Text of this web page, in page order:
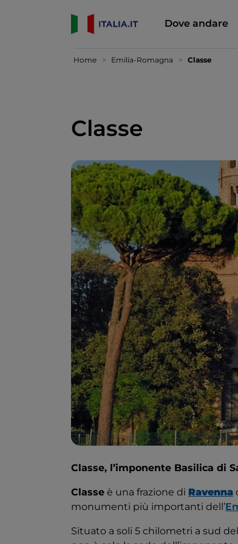
Dove andare
Home Emilia-Romagna Classe
Classe
Classe, l’imponente Basilica di
Classe è una frazione di Ravenna
monumenti più importanti dell’
Situato a soli 5 chilometri a sud